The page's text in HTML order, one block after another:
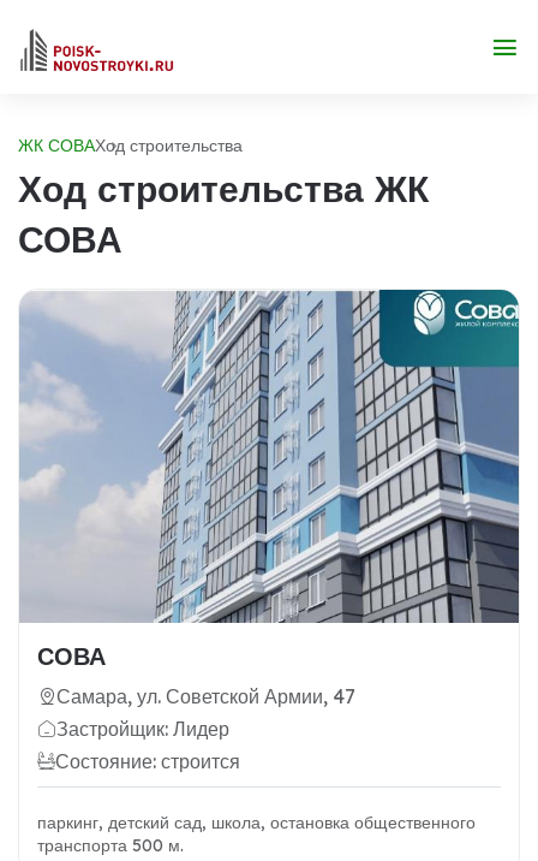
ЖК СОВАХод строительства
Ход строительства ЖК
СОВА
СОВА
Самара, ул. Советской Армии, 47
Застройщик: Лидер
Состояние: строится
паркинг, детский сад, школа, остановка общественного
транспорта 500 м.